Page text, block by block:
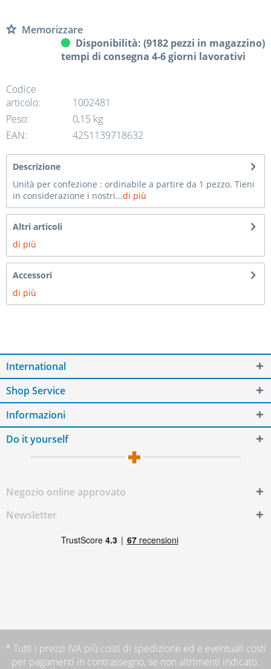
Memorizzare
Disponibilità: (9182 pezzi in magazzino)
tempi di consegna 4-6 giorni lavorativi
Codice
articolo:
1002481
Peso:
0,15 kg
EAN:
4251139718632
Descrizione
Unità per confezione : ordinabile a partire da 1 pezzo. Tieni
in considerazione i nostri...di più
Altri articoli
di più
Accessori
di più
International
Shop Service
Informazioni
Do it yourself
Negozio online approvato
Newsletter
* Tutti i prezzi IVA più costi di spedizione ed e eventuali costi
per pagamenti in contrassegno, se non altrimenti indicato.